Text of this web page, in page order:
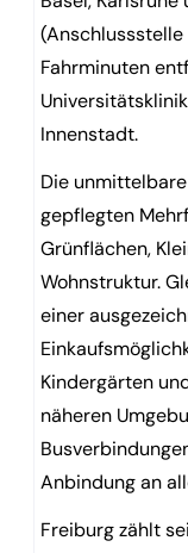
Fahrminuten
Innenstadt.
Die
gepflegten
Grünflächen,
Wohnstruktur.
einer
Kindergärten
näheren
Anbindung an
Freiburg zählt